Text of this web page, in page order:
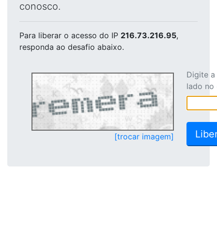
conosco.
Para liberar o acesso do IP 216.73.216.95,
responda ao desafio abaixo.
[trocar imagem]
Digite
lado no